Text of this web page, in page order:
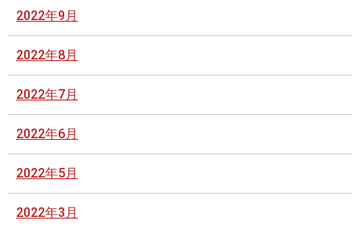
2022年9月
2022年8月
2022年7月
2022年6月
2022年5月
2022年3月